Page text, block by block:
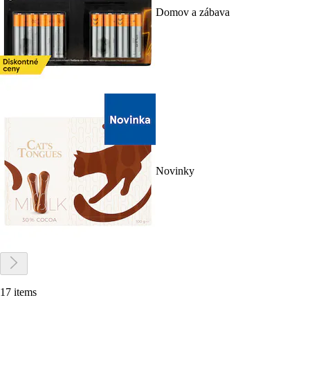
Domov a zábava
Novinky
17 items